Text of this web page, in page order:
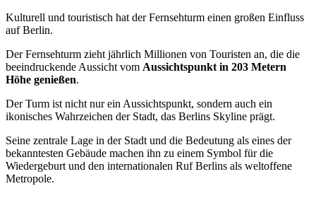
Kulturell und touristisch hat der Fernsehturm einen großen Einfluss
auf Berlin.
Der Fernsehturm zieht jährlich Millionen von Touristen an, die die
beeindruckende Aussicht vom Aussichtspunkt in 203 Metern
Höhe genießen.
Der Turm ist nicht nur ein Aussichtspunkt, sondern auch ein
ikonisches Wahrzeichen der Stadt, das Berlins Skyline prägt.
Seine zentrale Lage in der Stadt und die Bedeutung als eines der
bekanntesten Gebäude machen ihn zu einem Symbol für die
Wiedergeburt und den internationalen Ruf Berlins als weltoffene
Metropole.